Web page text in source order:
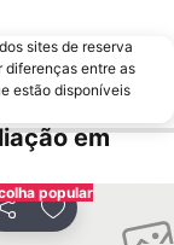
Jacinto
da Foz
Vaga Splash
sites de reserva
diferenças entre as
estão disponíveis
em
popular
PartilharAdicionar